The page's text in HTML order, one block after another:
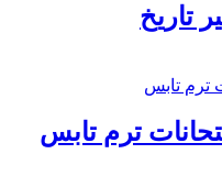
تاریخ
ترم تابس